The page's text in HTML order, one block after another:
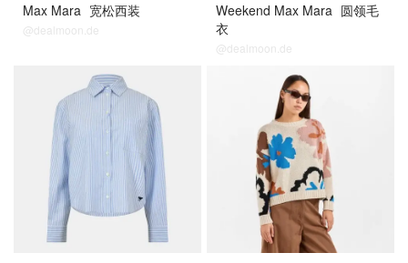
Max Mara 宽松西装
@dealmoon.de
Weekend Max Mara 圆领毛
衣
@dealmoon.de